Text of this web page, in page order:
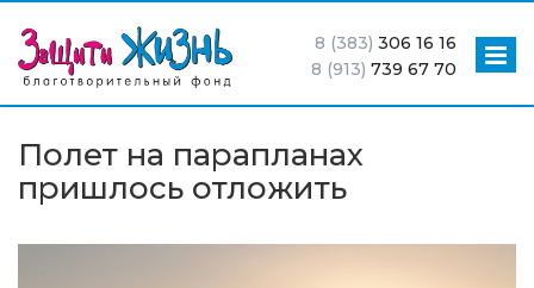
8 (383) 306 16 16
8 (913) 739 67 70
Полет на парапланах
пришлось отложить